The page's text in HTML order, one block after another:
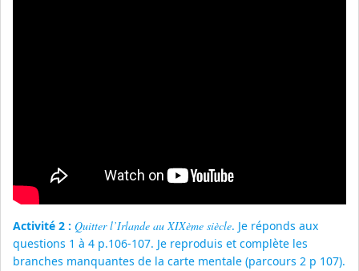
Activité 2 : Quitter l’Irlande au XIXème siècle. Je réponds aux
questions 1 à 4 p.106-107. Je reproduis et complète les
branches manquantes de la carte mentale (parcours 2 p 107).